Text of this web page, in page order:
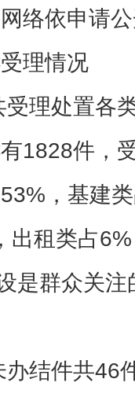
依申请公
理情况
处置各
1828件，
，基建
出租类占
是群众关
件共46